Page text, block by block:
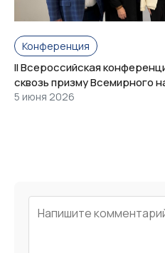
Конференция
II Всероссийская
сквозь призму Всемирного
5 июня 2026